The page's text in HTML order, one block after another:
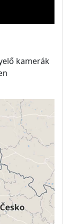
kamerák